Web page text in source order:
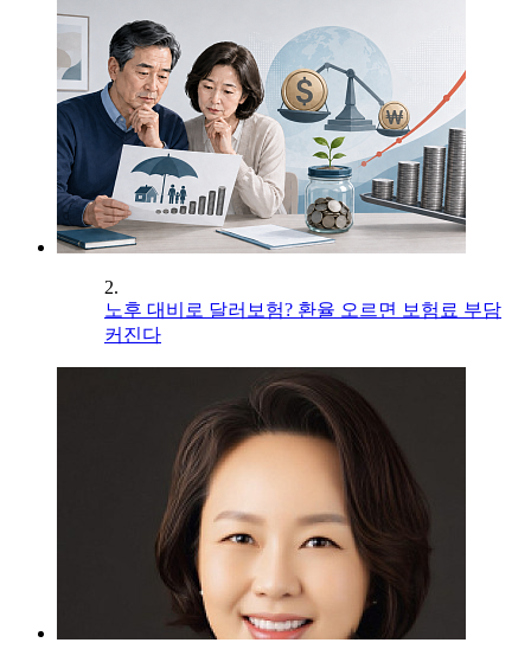
2.
노후 대비로 달러보험? 환율 오르면 보험료 부담
커진다